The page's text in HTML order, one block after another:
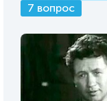
7 вопрос